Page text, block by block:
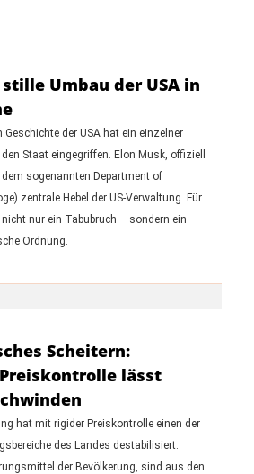
Umbau der USA in
Geschichte der USA hat ein einzelner
Staat eingegriffen. Elon Musk, offiziell
sogenannten Department of
zentrale Hebel der US-Verwaltung. Für
nur ein Tabubruch – sondern ein
Ordnung.
Scheitern:
lässt
hat mit rigider Preiskontrolle einen der
des Landes destabilisiert.
der Bevölkerung, sind aus den